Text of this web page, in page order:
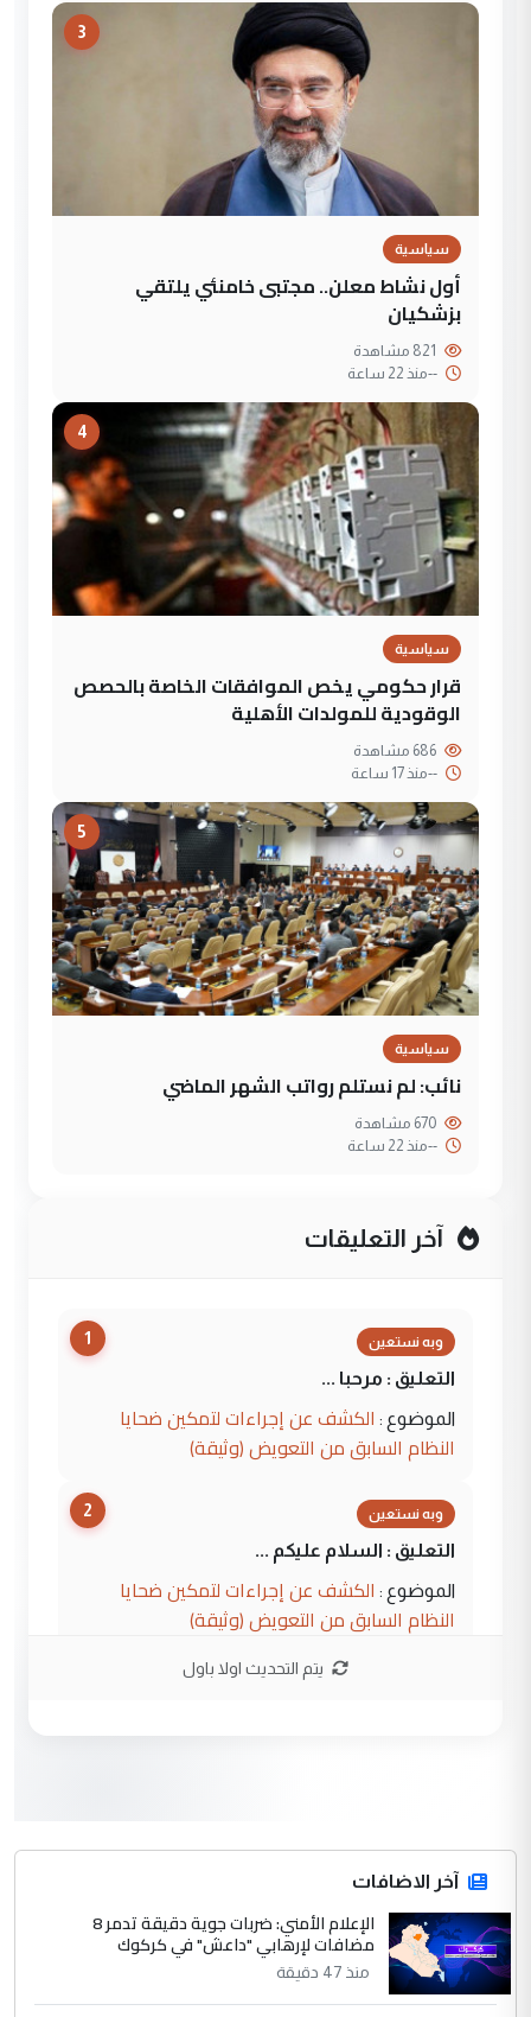
3
سياسية
أول نشاط معلن.. مجتبى خامنئي يلتقي
بزشكيان
--منذ 22 ساعة
4
سياسية
قرار حكومي يخص الموافقات الخاصة بالحصص
الوقودية للمولدات الأهلية
--منذ 17 ساعة
5
سياسية
نائب: لم نستلم رواتب الشهر الماضي
--منذ 22 ساعة
آخر التعليقات
1 وبه نستعين
التعليق : مرحبا ...
الموضوع : الكشف عن إجراءات لتمكين ضحايا
النظام السابق من التعويض (وثيقة)
2 وبه نستعين
التعليق : السلام عليكم ...
الموضوع : الكشف عن إجراءات لتمكين ضحايا
النظام السابق من التعويض (وثيقة)
صلاح مهدي حسن
التعليق : صلاح مهدي حسن ...
الموضوع :
هيئة الحج تصدر قرارا يخص "لم الشمل"
وتعديل استمارة قرعة الحج
يتم التحديث اولا باول
آخر الاضافات
الإعلام الأمني: ضربات جوية دقيقة تدمر 8
مضافات لإرهابي "داعش" في كركوك
منذ 47 دقيقة